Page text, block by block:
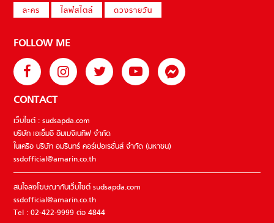
ละคร
ไลฟ์สไตล์ ดวงรายวัน
FOLLOW ME
CONTACT
เว็บไซต์ : sudsapda.com
บริษัท เอเอ็มอี อิมเมจิเนทีฟ จำกัด
ในเครือ บริษัท อมรินทร์ คอร์เปอเรชั่นส์ จำกัด (มหาชน)
ssdofficial@amarin.co.th
สนใจลงโฆษณากับเว็บไซต์ sudsapda.com
ssdofficial@amarin.co.th
Tel : 02-422-9999 ต่อ 4844